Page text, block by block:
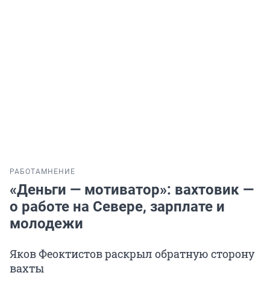
РАБОТА МНЕНИЕ
«Деньги — мотиватор»: вахтовик —
о работе на Севере, зарплате и
молодежи
Яков Феоктистов раскрыл обратную сторону
вахты